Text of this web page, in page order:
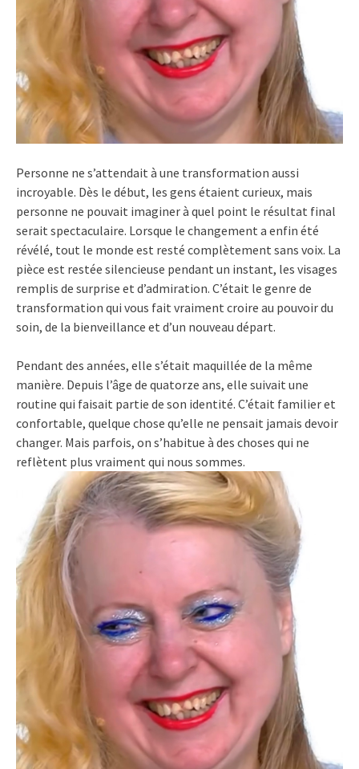
Personne ne s’attendait à une transformation aussi
incroyable. Dès le début, les gens étaient curieux, mais
personne ne pouvait imaginer à quel point le résultat final
serait spectaculaire. Lorsque le changement a enfin été
révélé, tout le monde est resté complètement sans voix. La
pièce est restée silencieuse pendant un instant, les visages
remplis de surprise et d’admiration. C’était le genre de
transformation qui vous fait vraiment croire au pouvoir du
soin, de la bienveillance et d’un nouveau départ.
Pendant des années, elle s’était maquillée de la même
manière. Depuis l’âge de quatorze ans, elle suivait une
routine qui faisait partie de son identité. C’était familier et
confortable, quelque chose qu’elle ne pensait jamais devoir
changer. Mais parfois, on s’habitue à des choses qui ne
reflètent plus vraiment qui nous sommes.